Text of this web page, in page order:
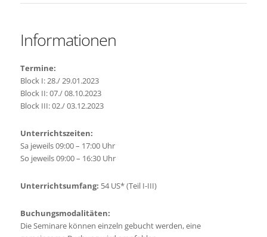
Informationen
Termine:
Block I: 28./ 29.01.2023
Block II: 07./ 08.10.2023
Block III: 02./ 03.12.2023
Unterrichtszeiten:
Sa jeweils 09:00 – 17:00 Uhr
So jeweils 09:00 – 16:30 Uhr
Unterrichtsumfang: 54 US* (Teil I-III)
Buchungsmodalitäten:
Die Seminare können einzeln gebucht werden, eine